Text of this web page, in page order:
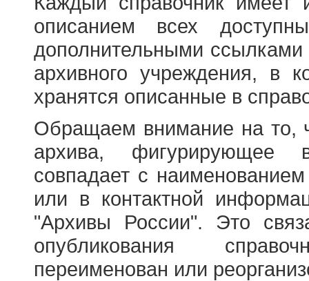
описанием всех
дополнительными
архивного учреждения, в
хранятся описанные в
Обращаем внимание на то,
архива, фигурирующее
совпадает с
или в контактной
"Архивы России". Это
опубликования
переименован или